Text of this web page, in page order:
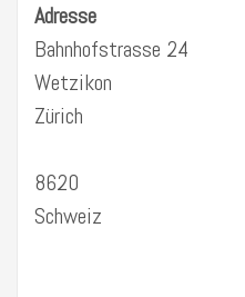
Adresse
Bahnhofstrasse 24
Wetzikon
Zürich
8620
Schweiz